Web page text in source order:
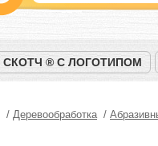
СКОТЧ ® С ЛОГОТИПОМ
Деревообработка